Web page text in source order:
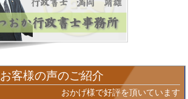
お客様の声のご紹介
おかげ様で好評を頂いています